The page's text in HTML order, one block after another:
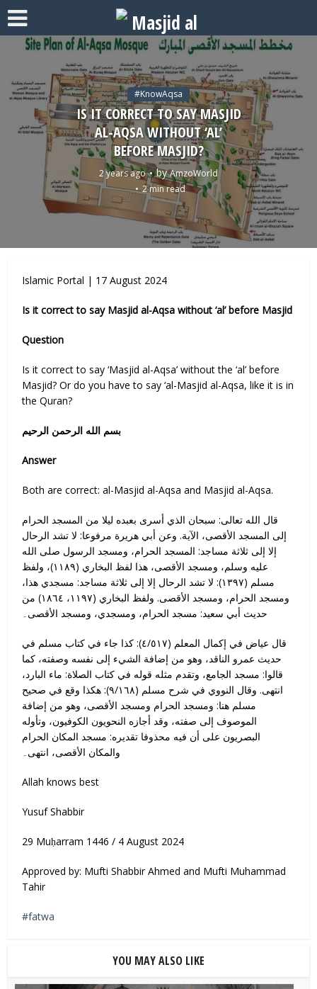
#KnowAqsa
IS IT CORRECT TO SAY MASJID
AL-AQSA WITHOUT ‘AL’
BEFORE MASJID?
2 years ago byAmzoWorld
2 min read
Islamic Portal | 17 August 2024
Is it correct to say Masjid al-Aqsa without ‘al’ before Masjid
Question
Is it correct to say ‘Masjid al-Aqsa’ without the ‘al’ before
Masjid? Or do you have to say ‘al-Masjid al-Aqsa, like it is in
the Quran?
بسم الله الرحمن الرحیم
Answer
Both are correct: al-Masjid al-Aqsa and Masjid al-Aqsa.
قال الله تعالى: سبحان الذي أسرى بعبده ليلا من المسجد الحرام
إلى المسجد الأقصى، الآية. وعن أبي هريرة مرفوعا: لا تشد الرحال
إلا إلى ثلاثة مساجد: المسجد الحرام، ومسجد الرسول صلى الله
عليه وسلم، ومسجد الأقصى، هذا لفظ البخاري (١١٨٩)، ولفظ
مسلم (١٣٩٧): لا تشد الرحال إلا إلى ثلاثة مساجد: مسجدي هذا،
ومسجد الحرام، ومسجد الأقصى. ولفظ البخاري (١١٩٧، ١٨٦٤) من
حديث أبي سعيد: مسجد الحرام، ومسجدي، ومسجد الأقصى۔
قال عياض في إكمال المعلم (٤/٥١٧): كذا جاء في كتاب مسلم في
حديث عمرو الناقد، وهو من إضافة الشيء إلى نفسه وصفته، كما
قالوا: مسجد الجامع، وتقدم مثله قوله في كتاب الصلاة: ماء البارد،
انتهى. وقال النووي في شرح مسلم (٩/١٦٨): هكذا وقع في صحيح
مسلم هنا: ومسجد الحرام ومسجد الأقصى، وهو من إضافة
الموصوف إلى صفته، وقد أجازه النحويون الكوفيون، وتأوله
البصريون على أن فيه محذوفا تقديره: مسجد المكان الحرام
والمكان الأقصى، انتهى۔
Allah knows best
Yusuf Shabbir
29 Muḥarram 1446 / 4 August 2024
Approved by: Mufti Shabbir Ahmed and Mufti Muhammad
Tahir
fatwa
YOU MAY ALSO LIKE